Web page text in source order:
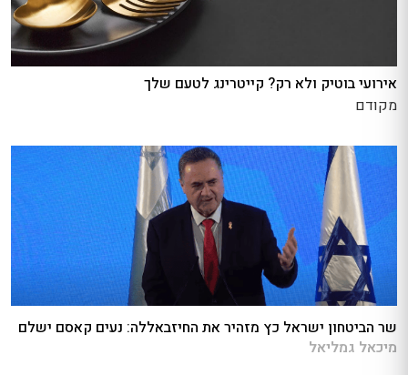
אירועי בוטיק ולא רק? קייטרינג לטעם שלך
מקודם
שר הביטחון ישראל כץ מזהיר את החיזבאללה: נעים קאסם ישלם
מיכאל גמליאל